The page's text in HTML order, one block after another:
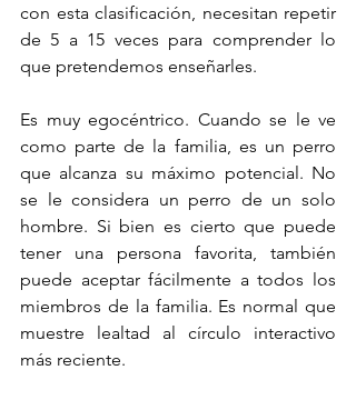
con esta clasificación, necesitan repetir
de 5 a 15 veces para comprender lo
que pretendemos enseñarles.
Es muy egocéntrico. Cuando se le ve
como parte de la familia, es un perro
que alcanza su máximo potencial. No
se le considera un perro de un solo
hombre. Si bien es cierto que puede
tener una persona favorita, también
puede aceptar fácilmente a todos los
miembros de la familia. Es normal que
muestre lealtad al círculo interactivo
más reciente.